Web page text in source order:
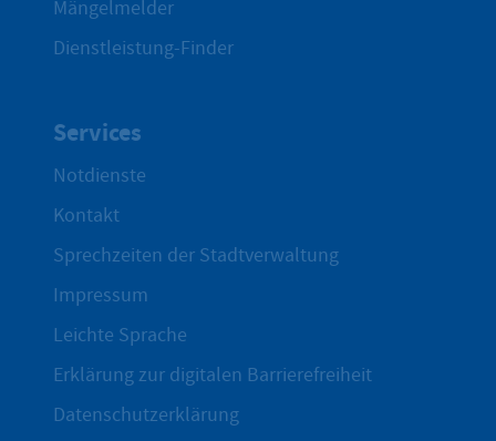
Mängelmelder
Dienstleistung-Finder
Services
Notdienste
Kontakt
Sprechzeiten der Stadtverwaltung
Impressum
Leichte Sprache
Erklärung zur digitalen Barrierefreiheit
Datenschutzerklärung